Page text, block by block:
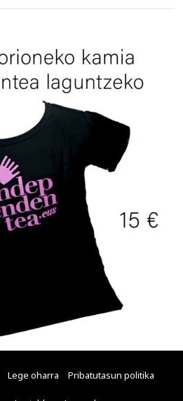
Lege oharra Pribatutasun politika